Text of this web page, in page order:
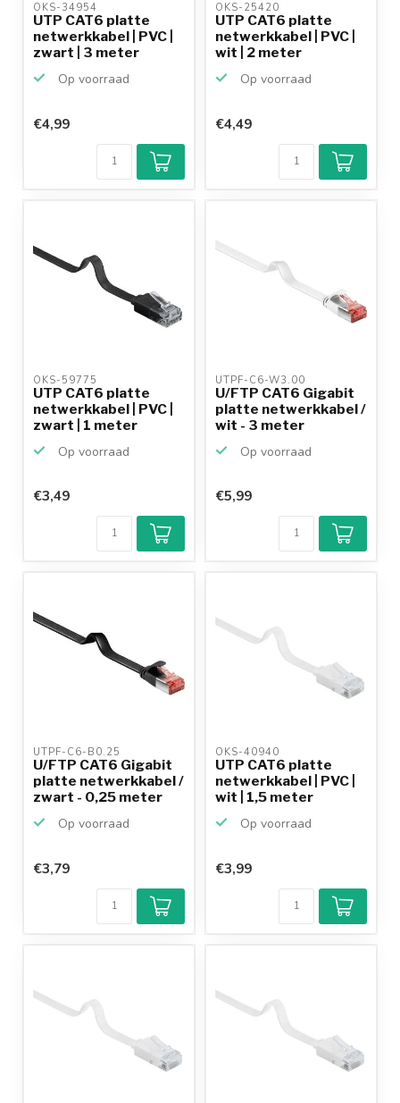
OKS-34954
UTP CAT6 platte
netwerkkabel | PVC |
zwart | 3 meter
Op voorraad
€4,99
OKS-25420
UTP CAT6 platte
netwerkkabel | PVC |
wit | 2 meter
Op voorraad
€4,49
OKS-59775
UTP CAT6 platte
netwerkkabel | PVC |
zwart | 1 meter
Op voorraad
€3,49
UTPF-C6-W3.00
U/FTP CAT6 Gigabit
platte netwerkkabel /
wit - 3 meter
Op voorraad
€5,99
UTPF-C6-B0.25
U/FTP CAT6 Gigabit
platte netwerkkabel /
zwart - 0,25 meter
Op voorraad
€3,79
OKS-40940
UTP CAT6 platte
netwerkkabel | PVC |
wit | 1,5 meter
Op voorraad
€3,99